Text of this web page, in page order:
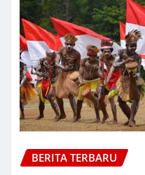
BERITA TERBARU